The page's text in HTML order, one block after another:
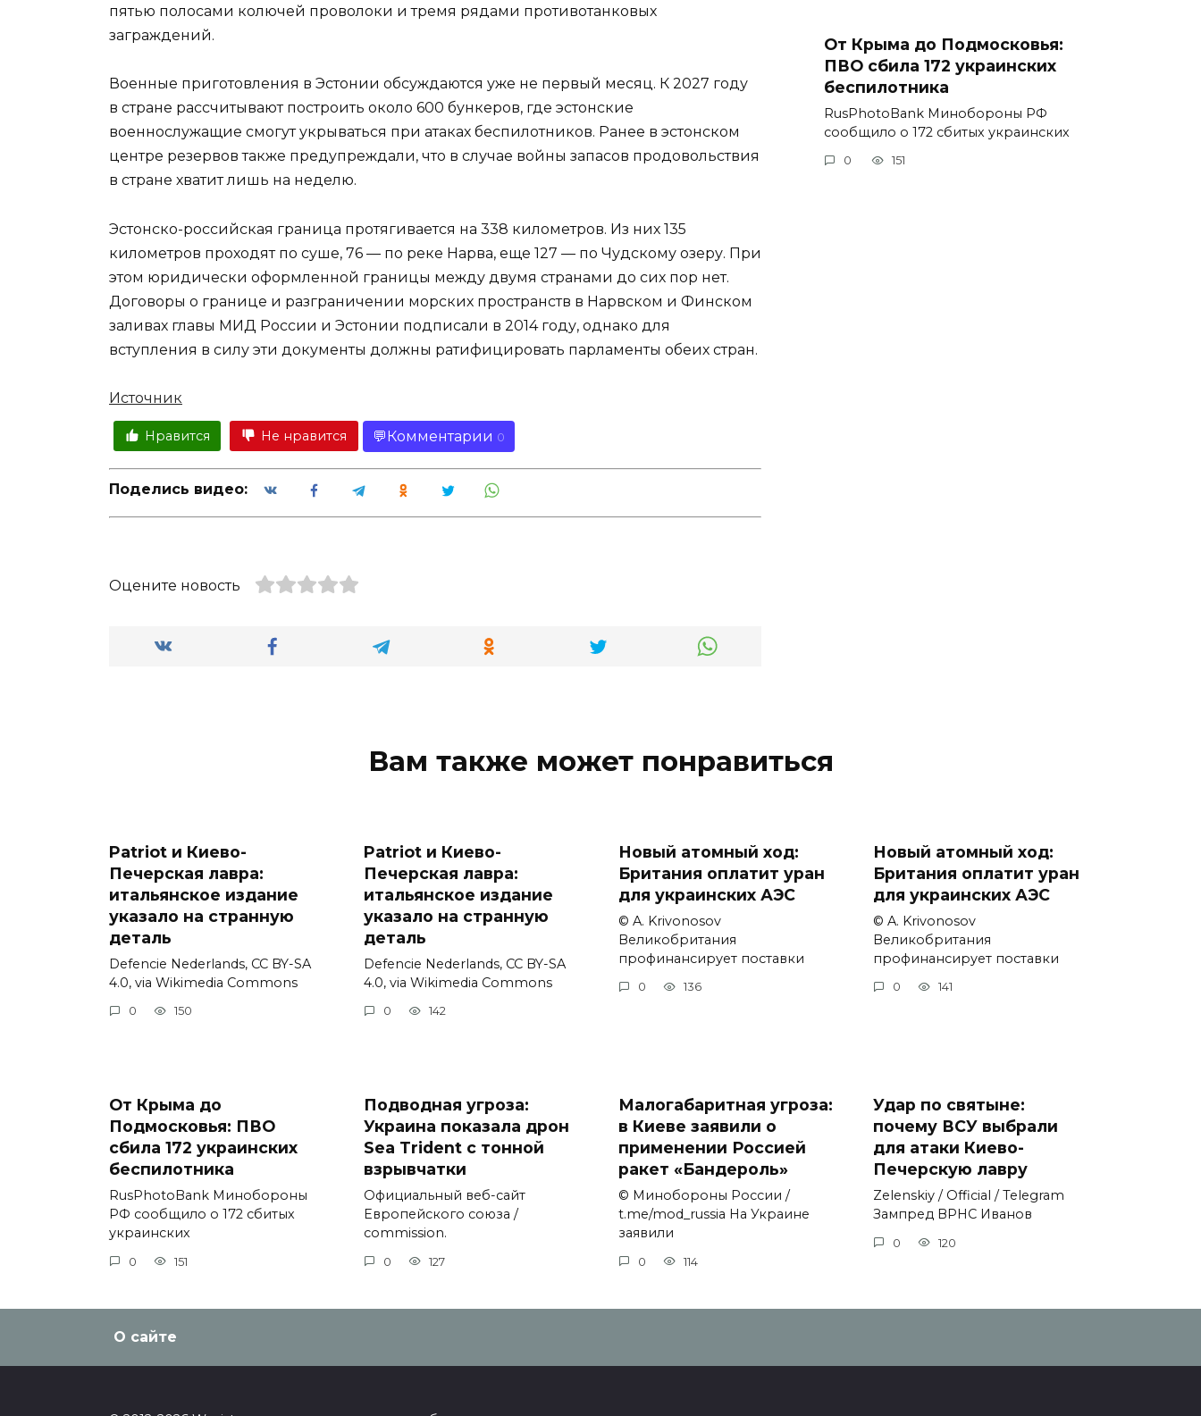
пятью полосами колючей проволоки и тремя рядами противотанковых
заграждений.
Военные приготовления в Эстонии обсуждаются уже не первый месяц. К 2027 году
в стране рассчитывают построить около 600 бункеров, где эстонские
военнослужащие смогут укрываться при атаках беспилотников. Ранее в эстонском
центре резервов также предупреждали, что в случае войны запасов продовольствия
в стране хватит лишь на неделю.
Эстонско-российская граница протягивается на 338 километров. Из них 135
километров проходят по суше, 76 — по реке Нарва, еще 127 — по Чудскому озеру. При
этом юридически оформленной границы между двумя странами до сих пор нет.
Договоры о границе и разграничении морских пространств в Нарвском и Финском
заливах главы МИД России и Эстонии подписали в 2014 году, однако для
вступления в силу эти документы должны ратифицировать парламенты обеих стран.
Источник
Нравится Не нравится Комментарии 0
Поделись видео:
Оцените новость
От Крыма до Подмосковья:
ПВО сбила 172 украинских
беспилотника
RusPhotoBank Минобороны РФ
сообщило о 172 сбитых украинских
0 151
Вам также может понравиться
Patriot и Киево-
Печерская лавра:
итальянское издание
указало на странную
деталь
Defencie Nederlands, CC BY-SA
4.0, via Wikimedia Commons
0 150
Patriot и Киево-
Печерская лавра:
итальянское издание
указало на странную
деталь
Defencie Nederlands, CC BY-SA
4.0, via Wikimedia Commons
0 142
Новый атомный ход:
Британия оплатит уран
для украинских АЭС
© A. Krivonosov
Великобритания
профинансирует поставки
0 136
Новый атомный ход:
Британия оплатит уран
для украинских АЭС
© A. Krivonosov
Великобритания
профинансирует поставки
0 141
От Крыма до
Подмосковья: ПВО
сбила 172 украинских
беспилотника
RusPhotoBank Минобороны
РФ сообщило о 172 сбитых
украинских
0 151
Подводная угроза:
Украина показала дрон
Sea Trident с тонной
взрывчатки
Официальный веб-сайт
Европейского союза /
commission.
0 127
Малогабаритная угроза:
в Киеве заявили о
применении Россией
ракет «Бандероль»
© Минобороны России /
t.me/mod_russia На Украине
заявили
0 114
Удар по святыне:
почему ВСУ выбрали
для атаки Киево-
Печерскую лавру
Zеlеnskiу / Оfficiаl / Telegram
Зампред ВРНС Иванов
0 120
О сайте